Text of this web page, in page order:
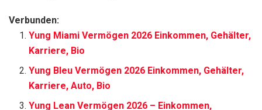
Verbunden:
Yung Miami Vermögen 2026 Einkommen, Gehälter,
Karriere, Bio
Yung Bleu Vermögen 2026 Einkommen, Gehälter,
Karriere, Auto, Bio
Yung Lean Vermögen 2026 – Einkommen,